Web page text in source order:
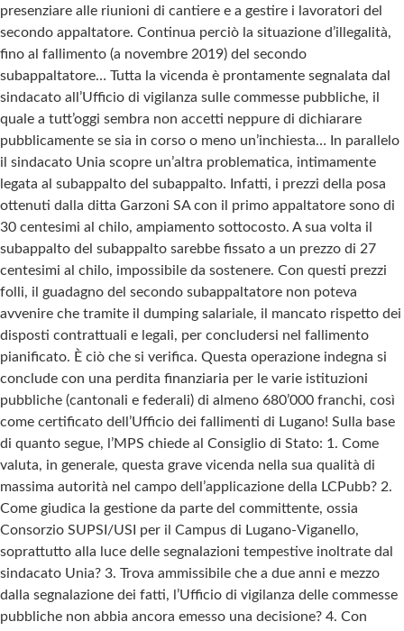
presenziare alle riunioni di cantiere e a gestire i lavoratori del
secondo appaltatore. Continua perciò la situazione d’illegalità,
fino al fallimento (a novembre 2019) del secondo
subappaltatore… Tutta la vicenda è prontamente segnalata dal
sindacato all’Ufficio di vigilanza sulle commesse pubbliche, il
quale a tutt’oggi sembra non accetti neppure di dichiarare
pubblicamente se sia in corso o meno un’inchiesta… In parallelo
il sindacato Unia scopre un’altra problematica, intimamente
legata al subappalto del subappalto. Infatti, i prezzi della posa
ottenuti dalla ditta Garzoni SA con il primo appaltatore sono di
30 centesimi al chilo, ampiamento sottocosto. A sua volta il
subappalto del subappalto sarebbe fissato a un prezzo di 27
centesimi al chilo, impossibile da sostenere. Con questi prezzi
folli, il guadagno del secondo subappaltatore non poteva
avvenire che tramite il dumping salariale, il mancato rispetto dei
disposti contrattuali e legali, per concludersi nel fallimento
pianificato. È ciò che si verifica. Questa operazione indegna si
conclude con una perdita finanziaria per le varie istituzioni
pubbliche (cantonali e federali) di almeno 680’000 franchi, così
come certificato dell’Ufficio dei fallimenti di Lugano! Sulla base
di quanto segue, l’MPS chiede al Consiglio di Stato: 1. Come
valuta, in generale, questa grave vicenda nella sua qualità di
massima autorità nel campo dell’applicazione della LCPubb? 2.
Come giudica la gestione da parte del committente, ossia
Consorzio SUPSI/USI per il Campus di Lugano-Viganello,
soprattutto alla luce delle segnalazioni tempestive inoltrate dal
sindacato Unia? 3. Trova ammissibile che a due anni e mezzo
dalla segnalazione dei fatti, l’Ufficio di vigilanza delle commesse
pubbliche non abbia ancora emesso una decisione? 4. Con